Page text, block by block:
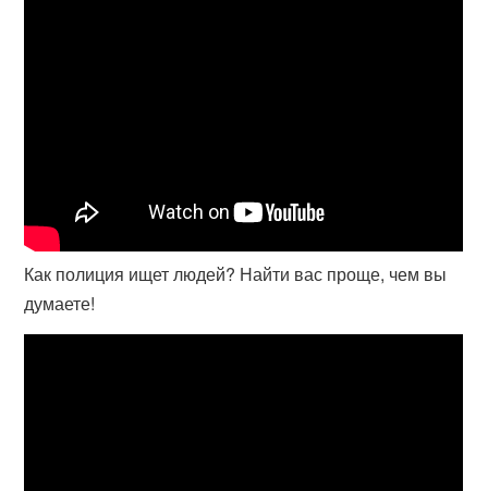
Как полиция ищет людей? Найти вас проще, чем вы
думаете!